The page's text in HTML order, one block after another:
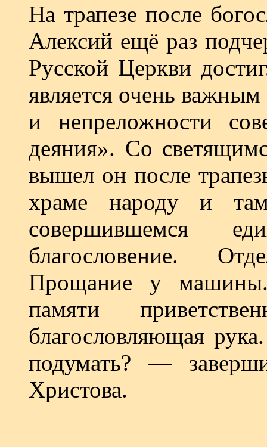
На трапезе после
Алексий ещё раз
Русской Церкви
является очень
и непреложности
деяния». Со
вышел он после
храме народу и там
совершившемся
благословение.
Прощание у машины.
памяти
благословляющая
подумать? —
Христова.